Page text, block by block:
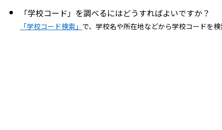
「学校コード」を調べるにはどうすればよいですか？
「学校コード検索」 で、学校名や所在地などから学校コードを